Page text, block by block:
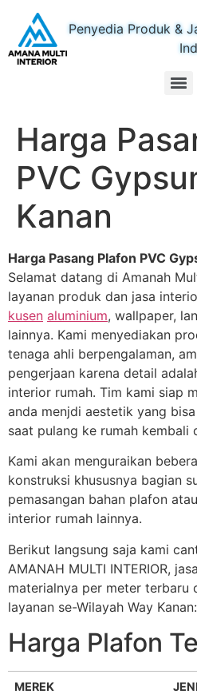
Penyedia Produk &
Harga
PVC
Kanan
Harga Pasang Plafon PVC
Selamat datang di Amanah
layanan produk dan jasa
kusen aluminium, wallpaper,
lainnya. Kami menyediakan
tenaga ahli berpengalaman,
pengerjaan karena detail
interior rumah. Tim kami siap
anda menjdi aestetik yang
saat pulang ke rumah kembali
Kami akan menguraikan
konstruksi khususnya bagian
pemasangan bahan plafon
interior rumah lainnya.
Berikut langsung saja kami
AMANAH MULTI INTERIOR,
materialnya per meter terbaru
layanan se-Wilayah Way Kanan:
Harga Plafon
MEREK